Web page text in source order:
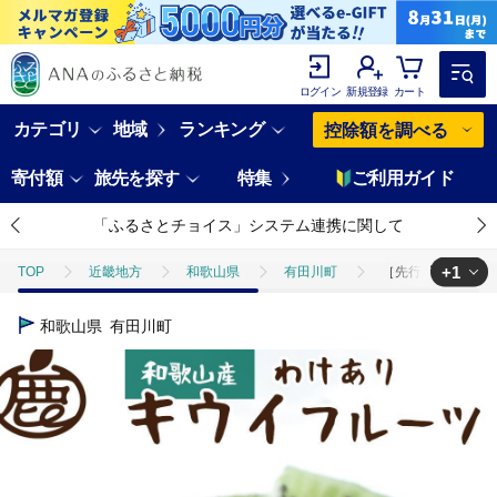
ログイン 新規登録 カート
カテゴリ 地域 ランキング 控除額を調べる
寄付額 旅先を探す 特集 ご利用ガイド
「ふるさとチョイス」システム連携に関して
TOP 近畿地方 和歌山県 有田川町 ［先行予約］わ
TOP
+1
和歌山県 有田川町